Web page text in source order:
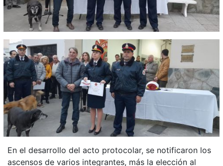
En el desarrollo del acto protocolar, se notificaron los
ascensos de varios integrantes, más la elección al